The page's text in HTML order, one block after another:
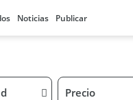
Noticias Publicar
Precio